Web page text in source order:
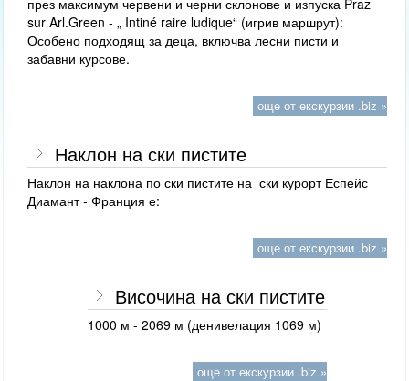
през максимум червени и черни склонове и изпуска Praz
sur Arl.Green - „ Intiné raire ludique“ (игрив маршрут):
Особено подходящ за деца, включва лесни писти и
забавни курсове.
още от екскурзии .biz »
Наклон на ски пистите
Наклон на наклона по ски пистите на ски курорт Еспейс
Диамант - Франция е:
още от екскурзии .biz »
Височина на ски пистите
1000 м - 2069 м (денивелация 1069 м)
още от екскурзии .biz »